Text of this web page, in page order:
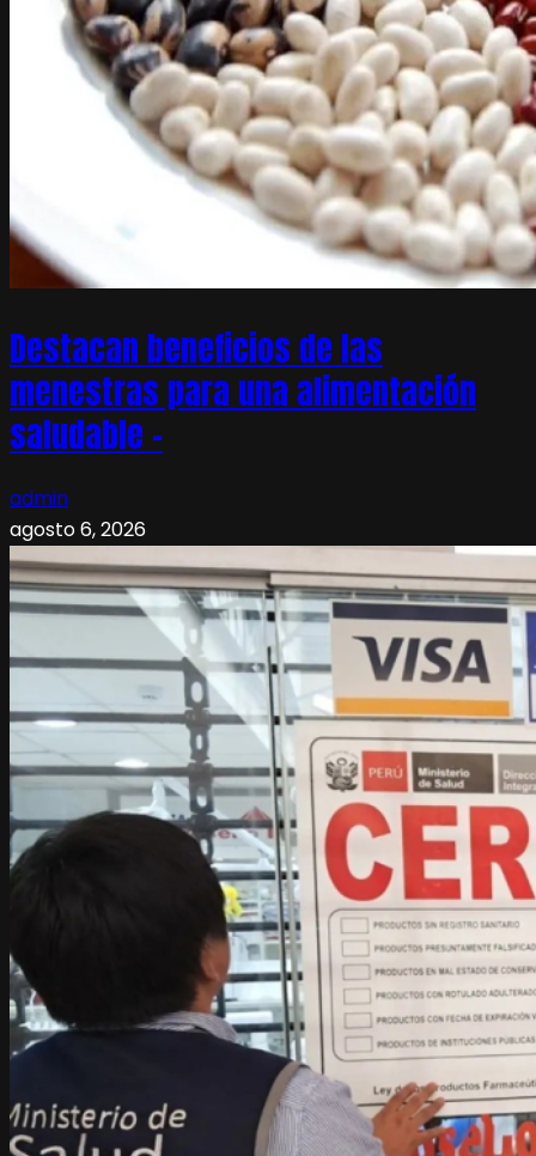
Destacan beneficios de las
menestras para una alimentación
saludable –
admin
agosto 6, 2026